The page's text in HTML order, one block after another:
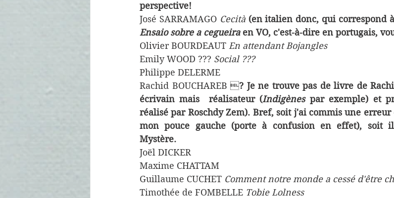
perspective!
José SARRAMAGO Cecità (en italien donc, qui correspond à
Ensaio sobre a cegueira en VO, c'est-à-dire en portugais,
Olivier BOURDEAUT En attendant Bojangles
Emily WOOD ??? Social ???
Philippe DELERME
Rachid BOUCHAREB ? Je ne trouve pas de livre de
écrivain mais  réalisateur (Indigènes par exemple) et
réalisé par Roschdy Zem). Bref, soit j'ai commis une
mon pouce gauche (porte à confusion en effet), soit
Mystère.
Joël DICKER
Maxime CHATTAM
Guillaume CUCHET Comment notre monde a cessé d'être
Timothée de FOMBELLE Tobie Lolness